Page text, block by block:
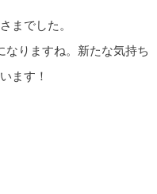
までした。
なりますね。新たな気持ち
ます！